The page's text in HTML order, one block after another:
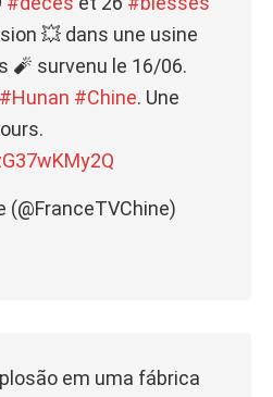
💥 dans une usine
🧨 survenu le 16/06.
#Hunan #Chine. Une
(@FranceTVChine)
em uma fábrica